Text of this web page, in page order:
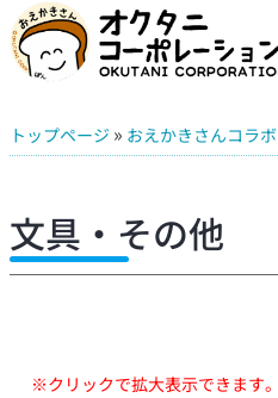
トップページ » おえかきさんコラボ
文具・その他
※クリックで拡大表示できます。